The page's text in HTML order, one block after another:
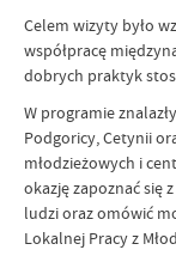
Celem wizyty było
współpracę
dobrych praktyk
W programie
Podgoricy, Cetynii
młodzieżowych i
okazję zapoznać się
ludzi oraz omówić
Lokalnej Pracy z